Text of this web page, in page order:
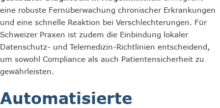
eine robuste Fernüberwachung chronischer Erkrankungen
und eine schnelle Reaktion bei Verschlechterungen. Für
Schweizer Praxen ist zudem die Einbindung lokaler
Datenschutz- und Telemedizin-Richtlinien entscheidend,
um sowohl Compliance als auch Patientensicherheit zu
gewährleisten.
Automatisierte